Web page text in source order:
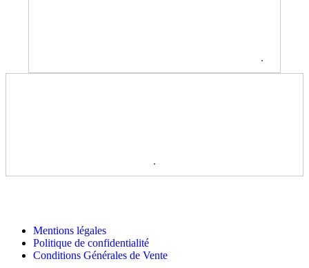
.
.
Mentions légales
Politique de confidentialité
Conditions Générales de Vente